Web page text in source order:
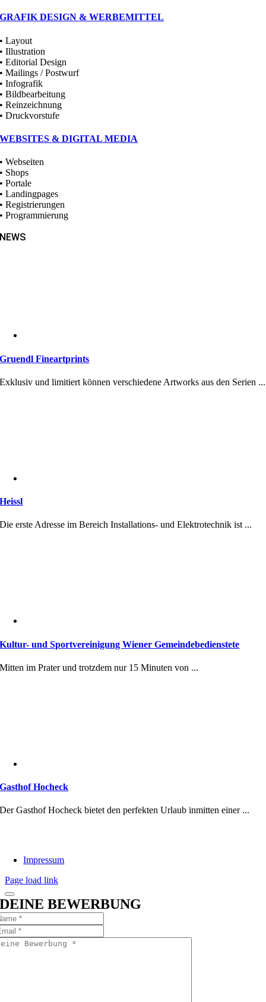
GRAFIK DESIGN & WERBEMITTEL
• Layout
• Illustration
• Editorial Design
• Mailings / Postwurf
• Infografik
• Bildbearbeitung
• Reinzeichnung
• Druckvorstufe
WEBSITES & DIGITAL MEDIA
• Webseiten
• Shops
• Portale
• Landingpages
• Registrierungen
• Programmierung
NEWS
Gruendl Fineartprints
Exklusiv und limitiert können verschiedene Artworks aus den Serien ...
Heissl
Die erste Adresse im Bereich Installations- und Elektrotechnik ist ...
Kultur- und Sportvereinigung Wiener Gemeindebedienstete
Mitten im Prater und trotzdem nur 15 Minuten von ...
Gasthof Hocheck
Der Gasthof Hocheck bietet den perfekten Urlaub inmitten einer ...
Impressum
Page load link
DEINE BEWERBUNG